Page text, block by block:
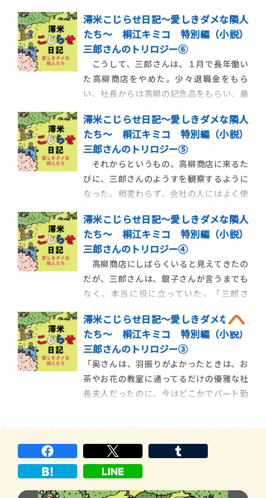
たおわんに、ポットの潮汁をつぐ、その、
とぽとぽという音までが、なんだか眠たそ
うだった。おわんの中で、かきたまごが、
天の衣のように、ゆれた。 「肝 […]
滞米こじらせ日記～愛しきダメな隣人
たち～ 桐江キミコ 特別編（小説）
三郎さんのトリロジー⑥
こうして、三郎さんは、１月で長年働い
た高柳商店をやめた。少々退職金をもら
い、社長からは高柳の記念品をもらい、最
の幕の内弁当でねぎらってもらったらしい。
２月の頭、北風がビュンビュン吹く日、
手をくねくねとこねくり回しながら、三郎
さんは、ホームセンターにやって来 […]
滞米こじらせ日記～愛しきダメな隣人
たち～ 桐江キミコ 特別編（小説）
三郎さんのトリロジー⑤
それからというもの、高柳商店に来るた
びに、三郎さんのようすを観察するように
なった。相変わらず、会社の人にはよく使
の周りには、別の時間が流れているみたい
に見えた。三郎さんは、三郎さんに合わせ
てゆっくり流れる時間の中を、悠揚と泳い
でいるみたいに見えた。 銀子さ […]
滞米こじらせ日記～愛しきダメな隣人
たち～ 桐江キミコ 特別編（小説）
三郎さんのトリロジー④
高柳商店にしばらくいると見えてきたの
だが、三郎さんは、銀子さんが言うまでも
なく、本当に役に立っていた。「三郎さ
うのが、三郎さんに仕事を頼むときの銀子
さんの口癖だった。同じフレーズを、専務
も、営業部長も、中村さんも、使った。自
転車通勤している銀子さんは、「またギ
[…]
滞米こじらせ日記～愛しきダメな隣人
たち～ 桐江キミコ 特別編（小説）
三郎さんのトリロジー③
「奥さんは、羽振りがよかったときは、お
茶やお花の教室に通ってるだけの優雅な社
長夫人だったのに、今はどこかでパート勤
け皿に戻すと、銀子さんは続けた。 「今の
社長になってからよ、会社の調子 […]